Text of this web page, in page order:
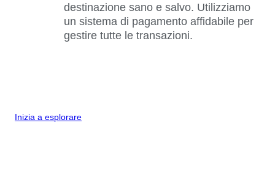
destinazione sano e salvo. Utilizziamo
un sistema di pagamento affidabile per
gestire tutte le transazioni.
Inizia a esplorare